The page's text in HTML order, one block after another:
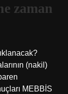
zaman
(nakil)
MEBBİS